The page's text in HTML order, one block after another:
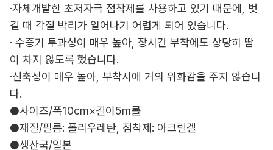
·자체개발한 초저자극 점착제를 사용하고 있기 때문에, 벗
길 때 각질 박리가 일어나기 어렵게 되어 있습니다.
· 수증기 투과성이 매우 높아, 장시간 부착에도 상당히 땀
이 차지 않도록 했습니다.
·신축성이 매우 높아, 부착시에 거의 위화감을 주지 않습니
다.
●사이즈/폭10cm×길이5m롤
●재질/필름: 폴리우레탄, 점착제: 아크릴겔
●생산국/일본